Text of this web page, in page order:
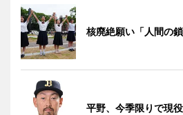
核廃絶願い「人間の
平野、今季限りで現